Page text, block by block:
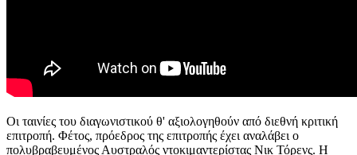
Οι ταινίες του διαγωνιστικού θ' αξιολογηθούν από διεθνή κριτική
επιτροπή. Φέτος, πρόεδρος της επιτροπής έχει αναλάβει ο
πολυβραβευμένος Αυστραλός ντοκιμαντερίστας Νικ Τόρενς. Η